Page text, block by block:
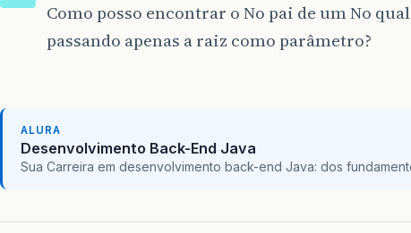
Como posso encontrar o No pai de um No
passando apenas a raiz como parâmetro?
ALURA
Desenvolvimento Back-End Java
Sua Carreira em desenvolvimento back-end Java: dos